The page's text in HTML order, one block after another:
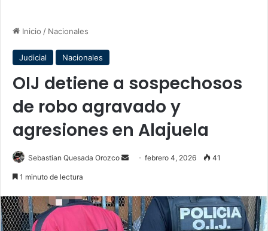
Inicio / Nacionales
Judicial Nacionales
OIJ detiene a sospechosos
de robo agravado y
agresiones en Alajuela
Sebastian Quesada Orozco
Sendfebrero 4, 2026 41
1 minuto de lectura